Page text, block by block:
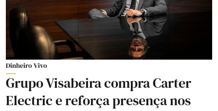
Dinheiro Vivo
Grupo Visabeira compra Carter
Electric e reforça presença nos